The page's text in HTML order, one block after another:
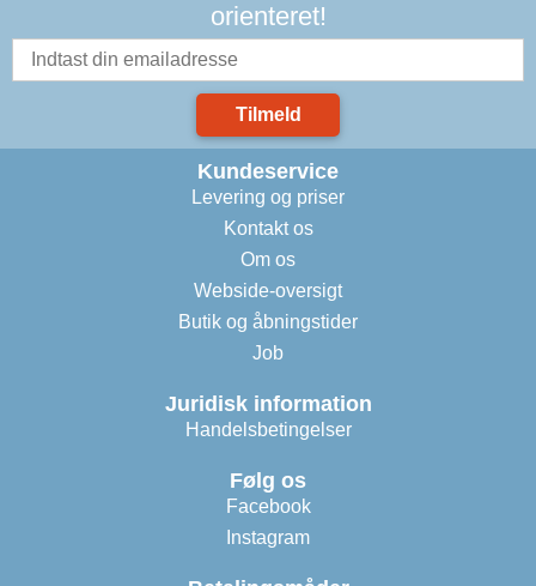
orienteret!
Tilmeld
Kundeservice
Levering og priser
Kontakt os
Om os
Webside-oversigt
Butik og åbningstider
Job
Juridisk information
Handelsbetingelser
Følg os
Facebook
Instagram